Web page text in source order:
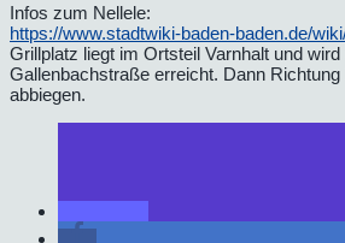
Infos zum Nellele:
https://www.stadtwiki-baden-baden.de/
Grillplatz liegt im Ortsteil Varnhalt und wird
Gallenbachstraße erreicht. Dann
abbiegen.